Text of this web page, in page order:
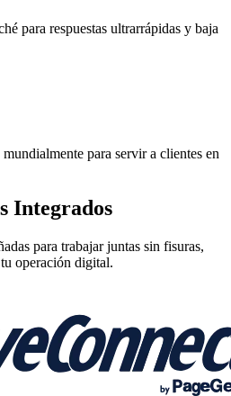
para respuestas ultrarrápidas y baja
para servir a clientes en
Integrados
para trabajar juntas sin fisuras,
operación digital.